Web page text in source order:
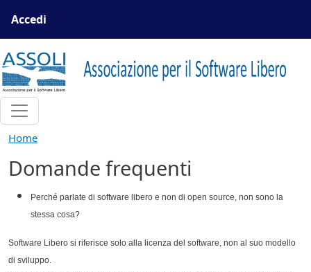
Menu profilo utente
Accedi
Home
Domande frequenti
Perché parlate di software libero e non di open source, non sono la
stessa cosa?
Software Libero si riferisce solo alla licenza del software, non al suo modello
di sviluppo.